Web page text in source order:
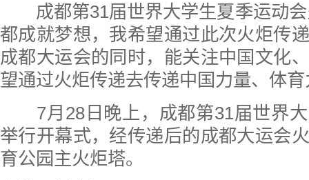
成都第31届世界大学生夏季运动会
都成就梦想，我希望通过此次火炬传
成都大运会的同时，能关注中国文化
望通过火炬传递去传递中国力量、体
7月28日晚上，成都第31届世界大
举行开幕式，经传递后的成都大运会
育公园主火炬塔。